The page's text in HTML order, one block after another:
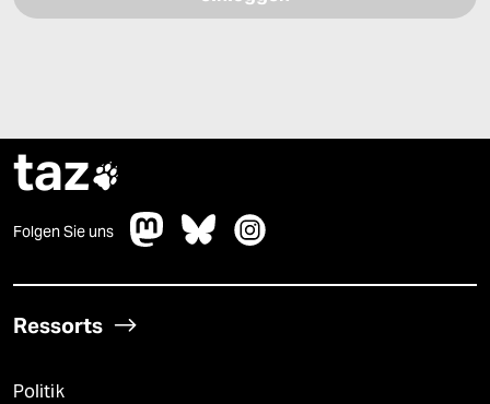
taz
Folgen Sie uns
Ressorts
Politik